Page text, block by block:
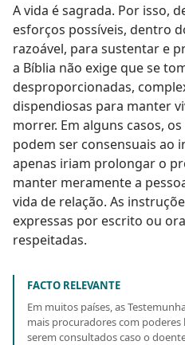
A vida é sagrada. Por isso,
esforços possíveis, dentro
razoável, para sustentar e
a Bíblia não exige que se
desproporcionadas,
dispendiosas para manter
morrer. Em alguns casos,
podem ser consensuais ao
apenas iriam prolongar o
manter meramente a
vida de relação. As
expressas por escrito ou
respeitadas.
FACTO RELEVANTE
Em muitos países, as
mais procuradores com
serem consultados caso o